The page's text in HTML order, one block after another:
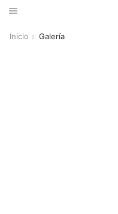
Inicio Galería